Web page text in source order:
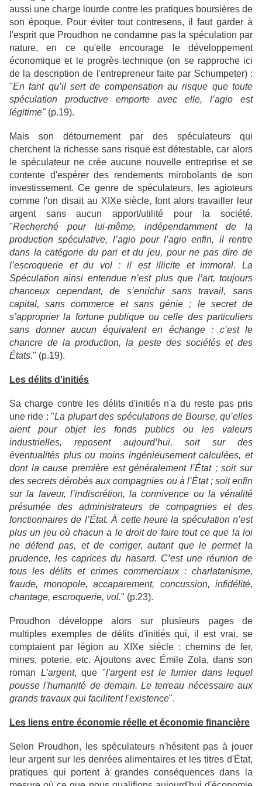
aussi une charge lourde contre les pratiques boursières de
son époque. Pour éviter tout contresens, il faut garder à
l'esprit que Proudhon ne condamne pas la spéculation par
nature, en ce qu'elle encourage le développement
économique et le progrès technique (on se rapproche ici
de la description de l'entrepreneur faite par Schumpeter) :
"En tant qu’il sert de compensation au risque que toute
spéculation productive emporte avec elle, l’agio est
légitime" (p.19).
Mais son détournement par des spéculateurs qui
cherchent la richesse sans risque est détestable, car alors
le spéculateur ne crée aucune nouvelle entreprise et se
contente d'espérer des rendements mirobolants de son
investissement. Ce genre de spéculateurs, les agioteurs
comme l'on disait au XIXe siècle, font alors travailler leur
argent sans aucun apport/utilité pour la société.
"Recherché pour lui-même, indépendamment de la
production spéculative, l’agio pour l’agio enfin, il rentre
dans la catégorie du pari et du jeu, pour ne pas dire de
l’escroquerie et du vol : il est illicite et immoral.La
Spéculation ainsi entendue n’est plus que l’art, toujours
chanceux cependant, de s’enrichir sans travail, sans
capital, sans commerce et sans génie ; le secret de
s’approprier la fortune publique ou celle des particuliers
sans donner aucun équivalent en échange : c’est le
chancre de la production, la peste des sociétés et des
États." (p.19).
Les délits d'initiés
Sa charge contre les délits d'initiés n'a du reste pas pris
une ride : "La plupart des spéculations de Bourse, qu’elles
aient pour objet les fonds publics ou les valeurs
industrielles, reposent aujourd’hui, soit sur des
éventualités plus ou moins ingénieusement calculées, et
dont la cause première est généralement l’État ; soit sur
des secrets dérobés aux compagnies ou à l’État ; soit enfin
sur la faveur, l’indiscrétion, la connivence ou la vénalité
présumée des administrateurs de compagnies et des
fonctionnaires de l’État. À cette heure la spéculation n’est
plus un jeu où chacun a le droit de faire tout ce que la loi
ne défend pas, et de corriger, autant que le permet la
prudence, les caprices du hasard. C’est une réunion de
tous les délits et crimes commerciaux : charlatanisme,
fraude, monopole, accaparement, concussion, infidélité,
chantage, escroquerie, vol." (p.23).
Proudhon développe alors sur plusieurs pages de
multiples exemples de délits d'initiés qui, il est vrai, se
comptaient par légion au XIXe siècle : chemins de fer,
mines, poterie, etc. Ajoutons avec Émile Zola, dans son
roman L'argent, que "l'argent est le fumier dans lequel
pousse l'humanité de demain. Le terreau nécessaire aux
grands travaux qui facilitent l'existence".
Les liens entre économie réelle et économie financière
Selon Proudhon, les spéculateurs n'hésitent pas à jouer
leur argent sur les denrées alimentaires et les titres d'État,
pratiques qui portent à grandes conséquences dans la